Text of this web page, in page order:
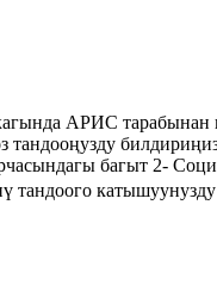
АРИС
өз тандооңузду
багыт 2-
тандоого